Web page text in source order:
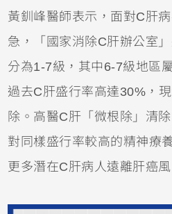
黃釧峰醫師表示，面對C肝
急，「國家消除C肝辦公室
分為1-7級，其中6-7級地區
過去C肝盛行率高達30%，
除。高醫C肝「微根除」清
對同樣盛行率較高的精神療
更多潛在C肝病人遠離肝癌風